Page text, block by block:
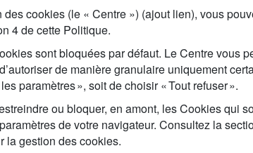
cookies (le « Centre ») (ajout lien), vous
4 de cette Politique.
sont bloquées par défaut. Le Centre vous
de manière granulaire uniquement
paramètres », soit de choisir « Tout refuser ».
ou bloquer, en amont, les Cookies qui
de votre navigateur. Consultez la
la gestion des cookies.